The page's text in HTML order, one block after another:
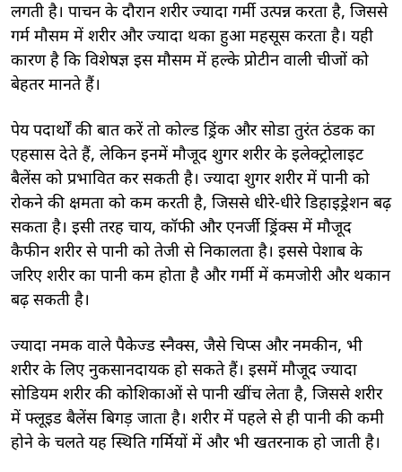
लगती है। पाचन के दौरान शरीर ज्यादा गर्मी उत्पन्न करता है, जिससे
गर्म मौसम में शरीर और ज्यादा थका हुआ महसूस करता है। यही
कारण है कि विशेषज्ञ इस मौसम में हल्के प्रोटीन वाली चीजों को
बेहतर मानते हैं।
पेय पदार्थों की बात करें तो कोल्ड ड्रिंक और सोडा तुरंत ठंडक का
एहसास देते हैं, लेकिन इनमें मौजूद शुगर शरीर के इलेक्ट्रोलाइट
बैलेंस को प्रभावित कर सकती है। ज्यादा शुगर शरीर में पानी को
रोकने की क्षमता को कम करती है, जिससे धीरे-धीरे डिहाइड्रेशन बढ़
सकता है। इसी तरह चाय, कॉफी और एनर्जी ड्रिंक्स में मौजूद
कैफीन शरीर से पानी को तेजी से निकालता है। इससे पेशाब के
जरिए शरीर का पानी कम होता है और गर्मी में कमजोरी और थकान
बढ़ सकती है।
ज्यादा नमक वाले पैकेज्ड स्नैक्स, जैसे चिप्स और नमकीन, भी
शरीर के लिए नुकसानदायक हो सकते हैं। इसमें मौजूद ज्यादा
सोडियम शरीर की कोशिकाओं से पानी खींच लेता है, जिससे शरीर
में फ्लूइड बैलेंस बिगड़ जाता है। शरीर में पहले से ही पानी की कमी
होने के चलते यह स्थिति गर्मियों में और भी खतरनाक हो जाती है।